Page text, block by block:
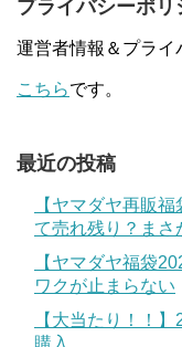
プライバシーポ
運営者情報＆プライ
こちらです。
最近の投稿
【ヤマダヤ再販
て売れ残り？まさ
【ヤマダヤ福袋
ワクが止まらない
【大当たり！！
購入